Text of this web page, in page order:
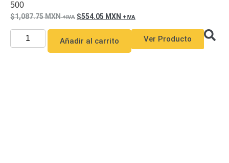
500
1,087.75MXN 554.05 MXN
Añadir al carrito Ver Producto